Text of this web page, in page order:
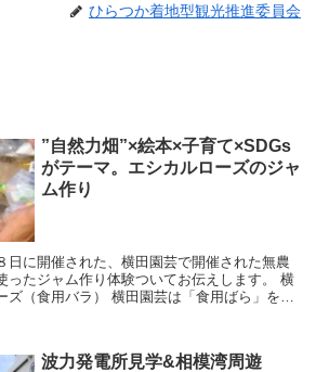
ひらつか着地型観光推進委員会
”自然力畑”×絵本×子育て×SDGs
がテーマ。エシカルローズのジャ
ム作り
日に開催された、横田園芸で開催された無農
ったジャム作り体験ついてお伝えします。 横
ズ（食用バラ） 横田園芸は「食用ばら」を専
波力発電所見学&相模湾周遊